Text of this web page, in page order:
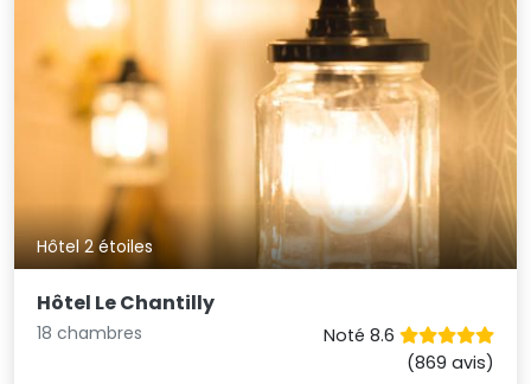
Hôtel 2 étoiles
Hôtel Le Chantilly
18 chambres
Noté 8.6
(869 avis)